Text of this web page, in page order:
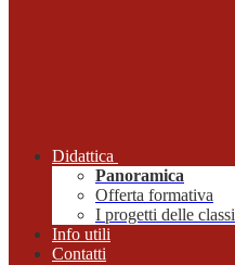
Didattica
Panoramica
Offerta formativa
I progetti delle classi
Info utili
Contatti